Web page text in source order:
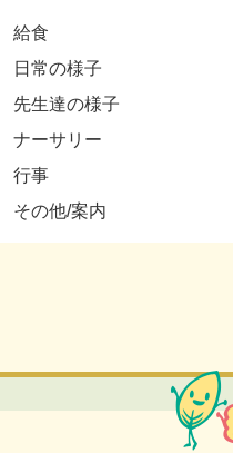
給食
日常の様子
先生達の様子
ナーサリー
行事
その他/案内